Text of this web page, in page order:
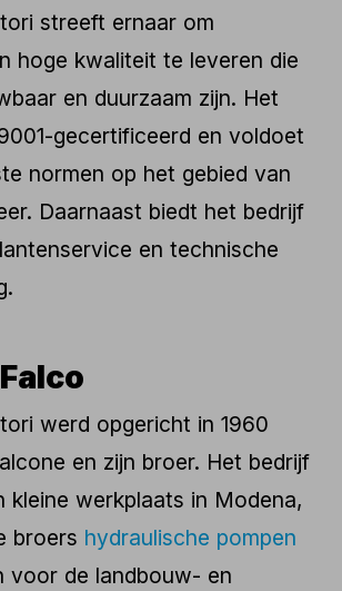
streeft ernaar om
hoge kwaliteit te leveren die
en duurzaam zijn. Het
gecertificeerd en voldoet
normen op het gebied van
Daarnaast biedt het bedrijf
en technische
werd opgericht in 1960
en zijn broer. Het bedrijf
kleine werkplaats in Modena,
broers hydraulische pompen
voor de landbouw- en